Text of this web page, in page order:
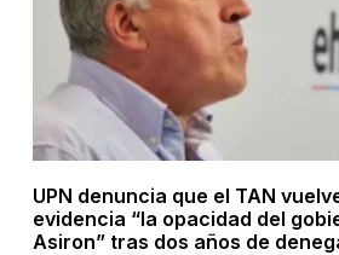
UPN denuncia que el TAN
evidencia “la opacidad del
Asiron” tras dos años de